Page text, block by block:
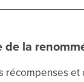
de la
récompenses